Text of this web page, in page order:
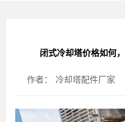
闭式冷却塔价格如何
作者： 冷却塔配件厂家